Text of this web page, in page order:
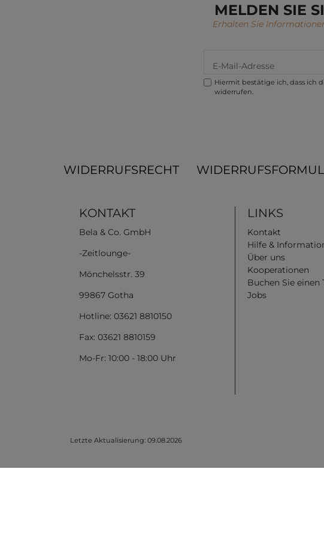
MELDEN SIE
Erhalten Sie
Hiermit bestätige ich, dass ich
widerrufen.
WIDERRUFSRECHT
KONTAKT
Bela & Co. GmbH
-Zeitlounge-
Mönchelsstr. 39
99867 Gotha
Hotline: 03621 8810150
Fax: 03621 8810159
Mo-Fr: 10:00 - 18:00 Uhr
LINKS
Kontakt
Hilfe &
Über uns
Kooperationen
Buchen Sie einen
Jobs
Letzte Aktualisierung: 09.08.2026